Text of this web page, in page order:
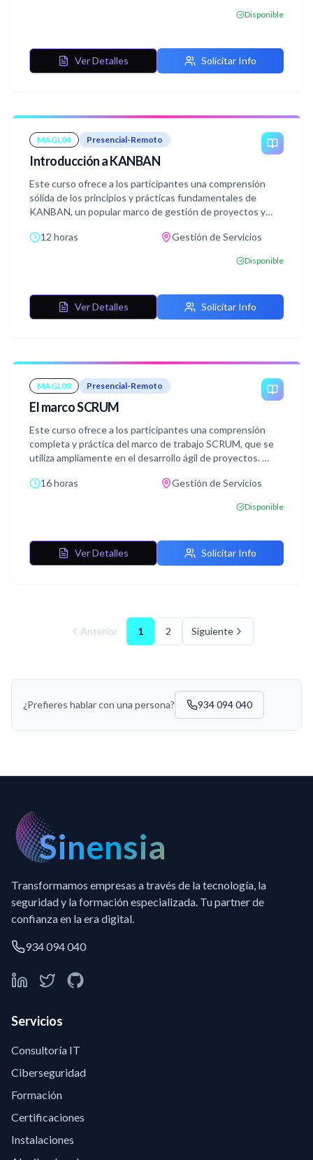
Disponible
Ver Detalles Solicitar Info
MAGL04 Presencial-Remoto
Introducción a KANBAN
Este curso ofrece a los participantes una comprensión
sólida de los principios y prácticas fundamentales de
KANBAN, un popular marco de gestión de proyectos y
12 horas
Gestión de Servicios
Disponible
Ver Detalles Solicitar Info
MAGL03 Presencial-Remoto
El marco SCRUM
Este curso ofrece a los participantes una comprensión
completa y práctica del marco de trabajo SCRUM, que se
utiliza ampliamente en el desarrollo ágil de proyectos.
SCRUM es una metodología que permite a los equipos
adaptativa, especialmente en proyectos de desarrollo de
16 horas Gestión de Servicios
Disponible
Ver Detalles Solicitar Info
Anterior 1 2 Siguiente
¿Prefieres hablar con una persona? 934 094 040
Sinensia
Transformamos empresas a través de la tecnología, la
seguridad y la formación especializada. Tu partner de
confianza en la era digital.
934 094 040
Servicios
Consultoría IT
Ciberseguridad
Formación
Certificaciones
Instalaciones